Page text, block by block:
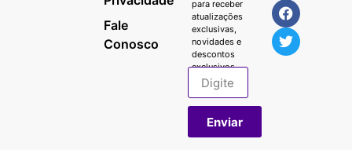
Fale
Conosco
para receber
atualizações
exclusivas,
novidades e
descontos
exclusivos.
Enviar